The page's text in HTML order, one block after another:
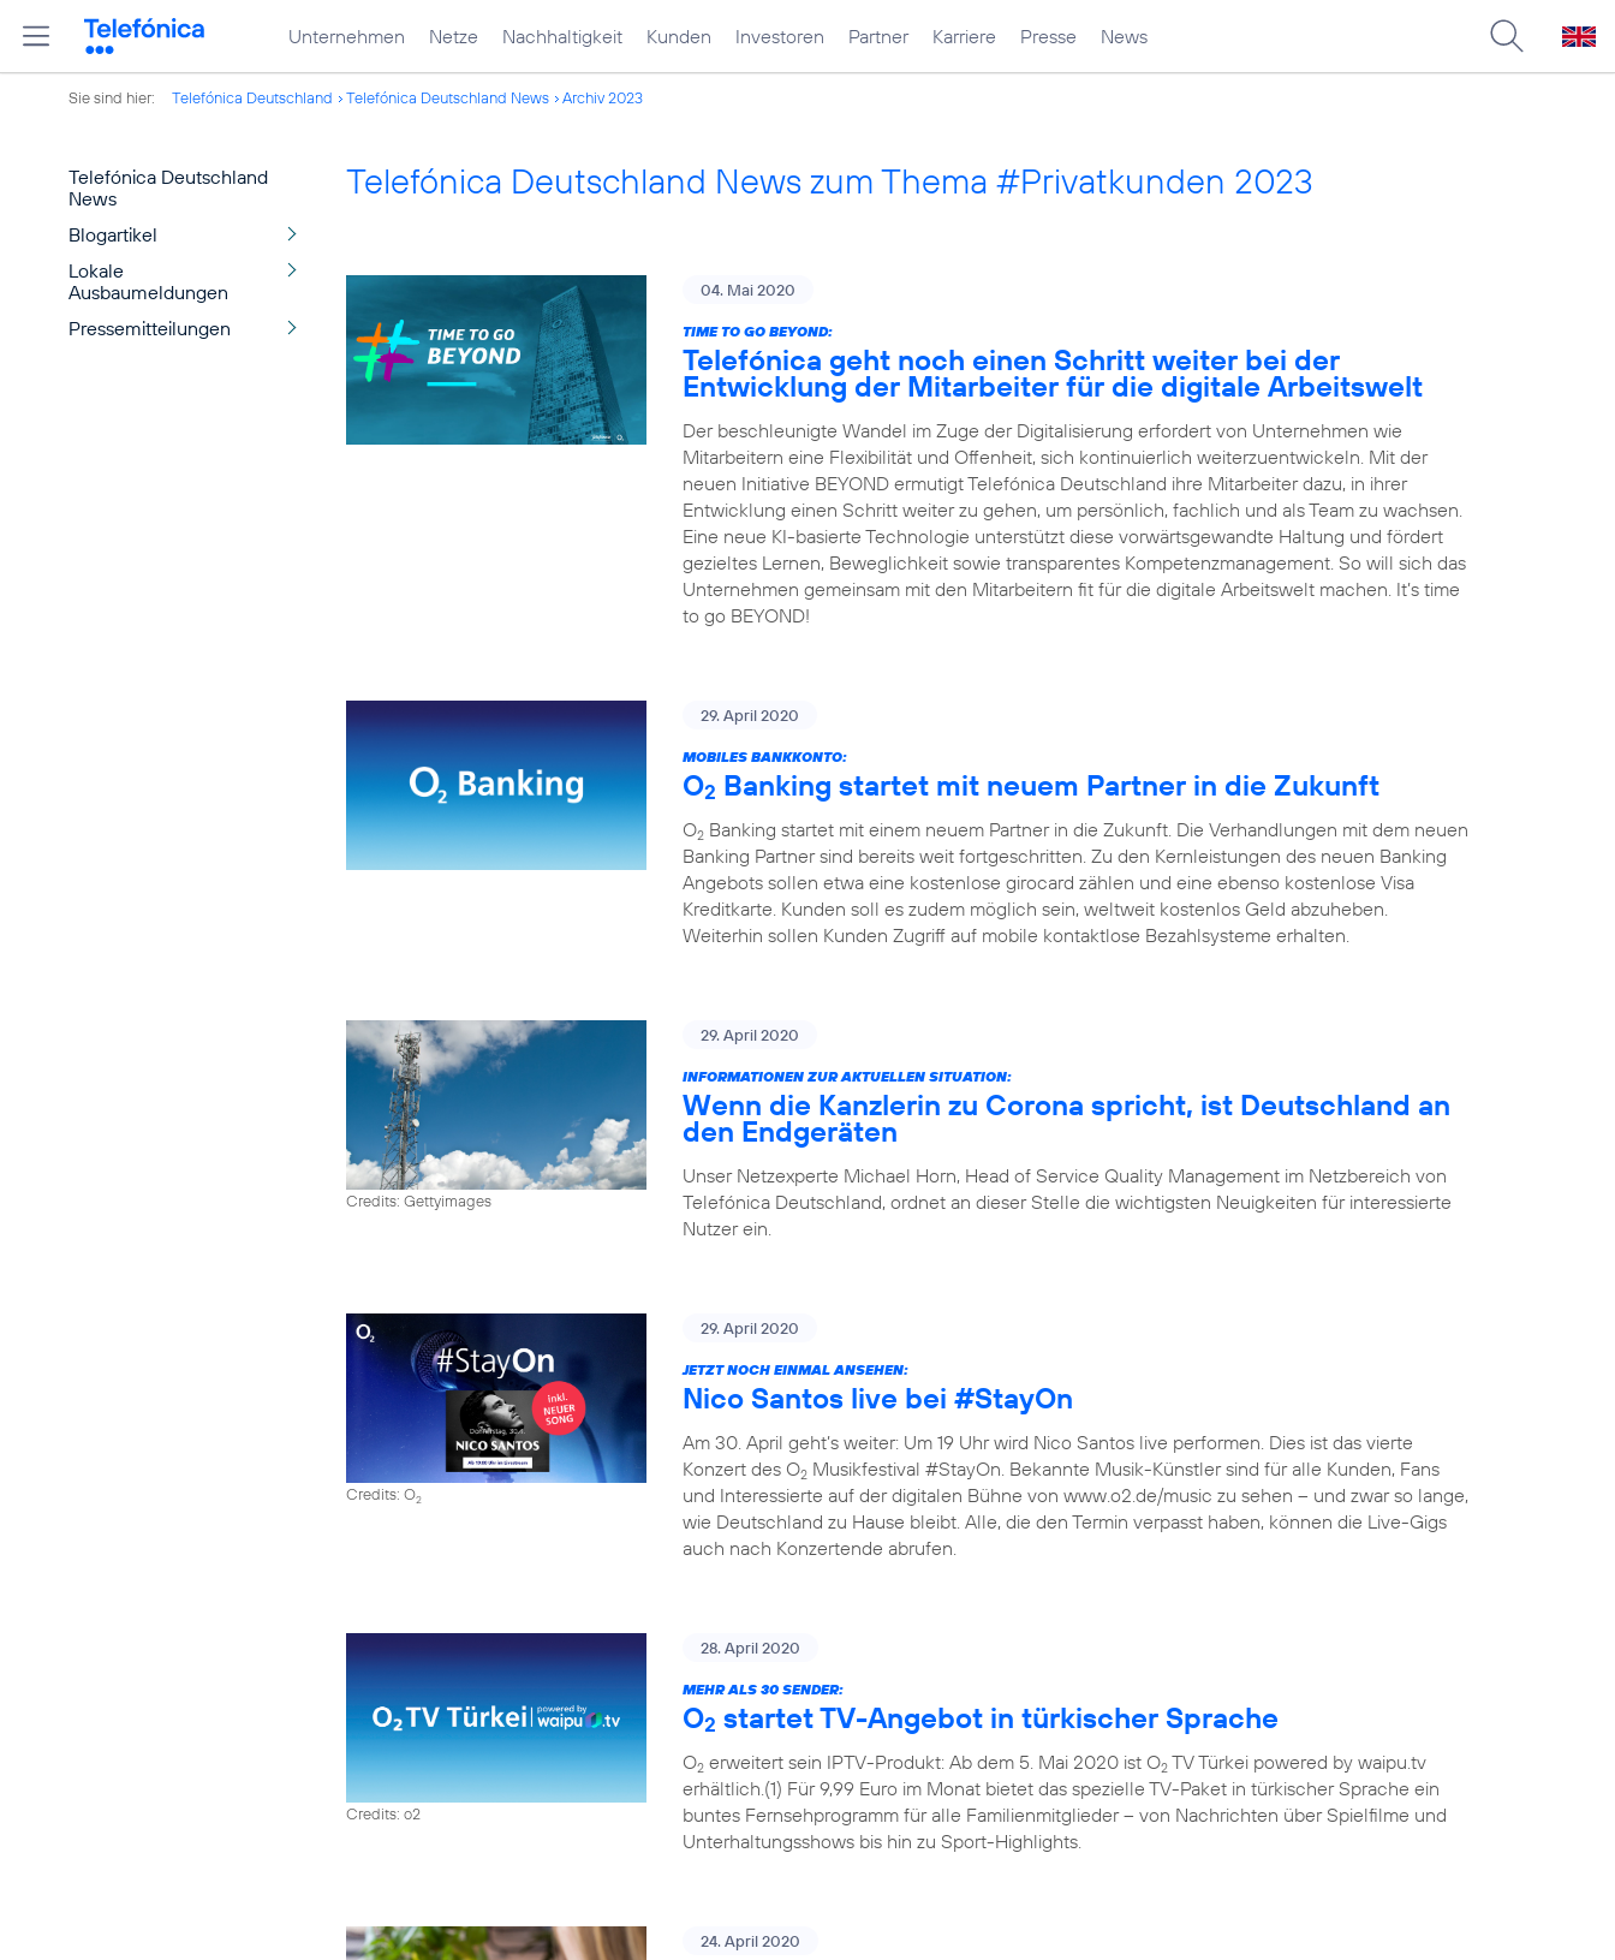
Unternehmen Netze Nachhaltigkeit Kunden Investoren Partner Karriere Presse News
Sie sind hier: Telefónica Deutschland Telefónica Deutschland News Archiv 2023
Telefónica Deutschland
News
Blogartikel
Lokale
Ausbaumeldungen
Pressemitteilungen
Telefónica Deutschland News zum Thema #Privatkunden 2023
04. Mai 2020
TIME TO GO BEYOND:
Telefónica geht noch einen Schritt weiter bei der
Entwicklung der Mitarbeiter für die digitale Arbeitswelt
Der beschleunigte Wandel im Zuge der Digitalisierung erfordert von Unternehmen wie
Mitarbeitern eine Flexibilität und Offenheit, sich kontinuierlich weiterzuentwickeln. Mit der
neuen Initiative BEYOND ermutigt Telefónica Deutschland ihre Mitarbeiter dazu, in ihrer
Entwicklung einen Schritt weiter zu gehen, um persönlich, fachlich und als Team zu wachsen.
Eine neue KI-basierte Technologie unterstützt diese vorwärtsgewandte Haltung und fördert
gezieltes Lernen, Beweglichkeit sowie transparentes Kompetenzmanagement. So will sich das
Unternehmen gemeinsam mit den Mitarbeitern fit für die digitale Arbeitswelt machen. It’s time
to go BEYOND!
29. April 2020
MOBILES BANKKONTO:
O2 Banking startet mit neuem Partner in die Zukunft
O2 Banking startet mit einem neuem Partner in die Zukunft. Die Verhandlungen mit dem neuen
Banking Partner sind bereits weit fortgeschritten. Zu den Kernleistungen des neuen Banking
Angebots sollen etwa eine kostenlose girocard zählen und eine ebenso kostenlose Visa
Kreditkarte. Kunden soll es zudem möglich sein, weltweit kostenlos Geld abzuheben.
Weiterhin sollen Kunden Zugriff auf mobile kontaktlose Bezahlsysteme erhalten.
Credits: Gettyimages
29. April 2020
INFORMATIONEN ZUR AKTUELLEN SITUATION:
Wenn die Kanzlerin zu Corona spricht, ist Deutschland an
den Endgeräten
Unser Netzexperte Michael Horn, Head of Service Quality Management im Netzbereich von
Telefónica Deutschland, ordnet an dieser Stelle die wichtigsten Neuigkeiten für interessierte
Nutzer ein.
Credits: O2
29. April 2020
JETZT NOCH EINMAL ANSEHEN:
Nico Santos live bei #StayOn
Am 30. April geht’s weiter: Um 19 Uhr wird Nico Santos live performen. Dies ist das vierte
Konzert des O2 Musikfestival #StayOn. Bekannte Musik-Künstler sind für alle Kunden, Fans
und Interessierte auf der digitalen Bühne von www.o2.de/music zu sehen – und zwar so lange,
wie Deutschland zu Hause bleibt. Alle, die den Termin verpasst haben, können die Live-Gigs
auch nach Konzertende abrufen.
Credits: o2
28. April 2020
MEHR ALS 30 SENDER:
O2 startet TV-Angebot in türkischer Sprache
O2 erweitert sein IPTV-Produkt: Ab dem 5. Mai 2020 ist O2 TV Türkei powered by waipu.tv
erhältlich.(1) Für 9,99 Euro im Monat bietet das spezielle TV-Paket in türkischer Sprache ein
buntes Fernsehprogramm für alle Familienmitglieder – von Nachrichten über Spielfilme und
Unterhaltungsshows bis hin zu Sport-Highlights.
24. April 2020